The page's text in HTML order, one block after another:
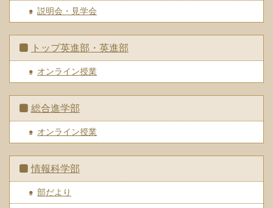
説明会・見学会
トップ英進部・英進部
オンライン授業
総合進学部
オンライン授業
情報科学部
部だより